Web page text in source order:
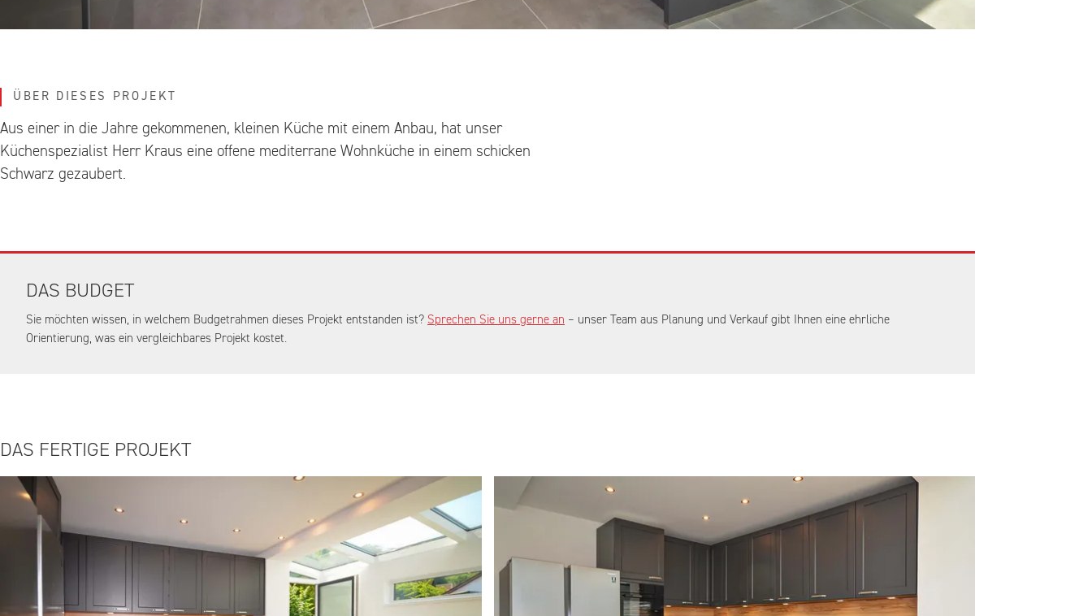
ÜBER DIESES PROJEKT
Aus einer in die Jahre gekommenen, kleinen Küche mit einem Anbau, hat unser
Küchenspezialist Herr Kraus eine offene mediterrane Wohnküche in einem schicken
Schwarz gezaubert.
DAS BUDGET
Sie möchten wissen, in welchem Budgetrahmen dieses Projekt entstanden ist? Sprechen Sie uns gerne an – unser Team aus Planung und Verkauf gibt Ihnen eine ehrliche
Orientierung, was ein vergleichbares Projekt kostet.
DAS FERTIGE PROJEKT